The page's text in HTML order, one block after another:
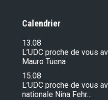
Calendrier
13.08
L’UDC proche de vous
Mauro Tuena
15.08
L’UDC proche de vous
nationale Nina Fehr…